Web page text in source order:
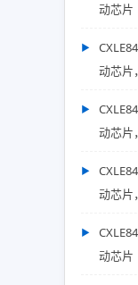
动芯片
动芯片，
动芯片，
动芯片，
动芯片